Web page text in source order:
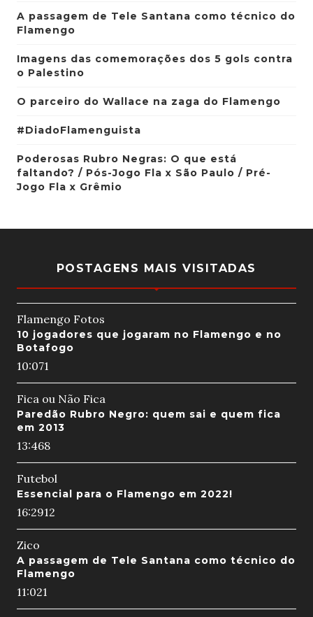
A passagem de Tele Santana como técnico do
Flamengo
Imagens das comemorações dos 5 gols contra
o Palestino
O parceiro do Wallace na zaga do Flamengo
#DiadoFlamenguista
Poderosas Rubro Negras: O que está
faltando? / Pós-Jogo Fla x São Paulo / Pré-
Jogo Fla x Grêmio
POSTAGENS MAIS VISITADAS
Flamengo Fotos
10 jogadores que jogaram no Flamengo e no
Botafogo
10:071
Fica ou Não Fica
Paredão Rubro Negro: quem sai e quem fica
em 2013
13:468
Futebol
Essencial para o Flamengo em 2022!
16:2912
Zico
A passagem de Tele Santana como técnico do
Flamengo
11:021